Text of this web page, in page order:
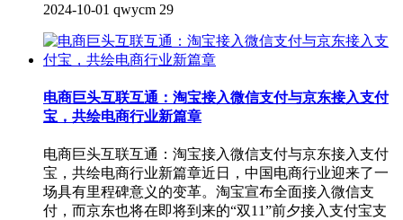
2024-10-01 qwycm 29
电商巨头互联互通：淘宝接入微信支付与京东接入支付
宝，共绘电商行业新篇章
电商巨头互联互通：淘宝接入微信支付与京东接入支付
宝，共绘电商行业新篇章近日，中国电商行业迎来了一
场具有里程碑意义的变革。淘宝宣布全面接入微信支
付，而京东也将在即将到来的“双11”前夕接入支付宝支